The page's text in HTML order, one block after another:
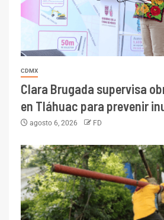
CDMX
Clara Brugada supervisa
en Tláhuac para prevenir
agosto 6, 2026 FD